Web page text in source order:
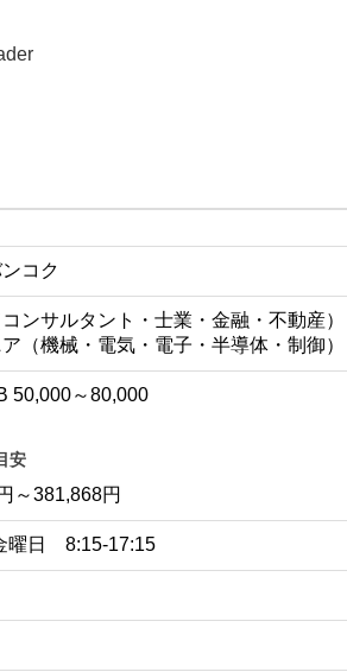
コク
ンサルタント・士業・金融・不動産）
（機械・電気・電子・半導体・制御）
50,000～80,000
安
～381,868円
曜日 8:15-17:15